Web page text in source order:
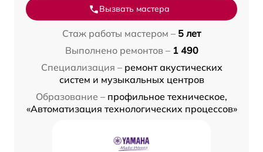
Вызвать мастера
Стаж работы мастером – 5 лет
Выполнено ремонтов – 1 490
Специализация – ремонт акустических
систем и музыкальных центров
Образование – профильное техническое,
«Автоматизация технологических процессов»